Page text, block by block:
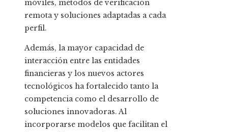
móviles, métodos de verificación
remota y soluciones adaptadas a cada
perfil.
Además, la mayor capacidad de
interacción entre las entidades
financieras y los nuevos actores
tecnológicos ha fortalecido tanto la
competencia como el desarrollo de
soluciones innovadoras. Al
incorporarse modelos que facilitan el